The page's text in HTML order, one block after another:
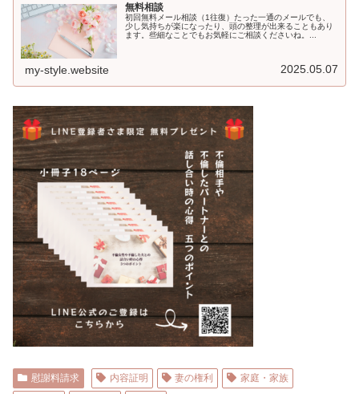
無料相談
初回無料メール相談（1往復）たった一通のメールでも、
少し気持ちが楽になったり、頭の整理が出来ることもあり
ます。些細なことでもお気軽にご相談くださいね。...
my-style.website 2025.05.07
慰謝料請求 内容証明 妻の権利
家庭・家族